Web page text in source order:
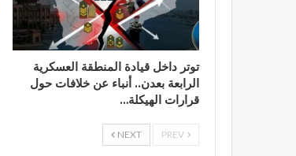
توتر داخل قيادة المنطقة العسكرية
الرابعة بعدن.. أنباء عن خلافات حول
قرارات الهيكلة…
NEXT